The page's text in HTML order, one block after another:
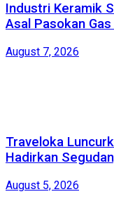
Industri Keramik
Asal Pasokan
August 7, 2026
Traveloka
Hadirkan
August 5, 2026